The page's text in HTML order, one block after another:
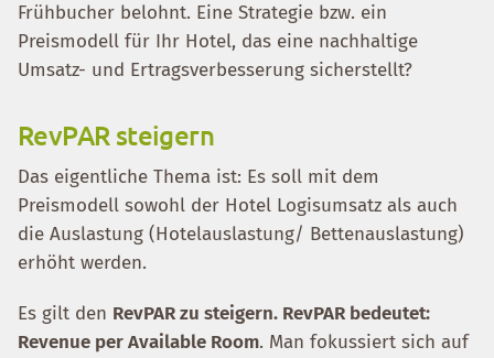
Frühbucher belohnt. Eine Strategie bzw. ein
Preismodell für Ihr Hotel, das eine nachhaltige
Umsatz- und Ertragsverbesserung sicherstellt?
RevPAR steigern
Das eigentliche Thema ist: Es soll mit dem
Preismodell sowohl der Hotel Logisumsatz als auch
die Auslastung (Hotelauslastung/ Bettenauslastung)
erhöht werden.
Es gilt den RevPAR zu steigern. RevPAR bedeutet:
Revenue per Available Room. Man fokussiert sich auf